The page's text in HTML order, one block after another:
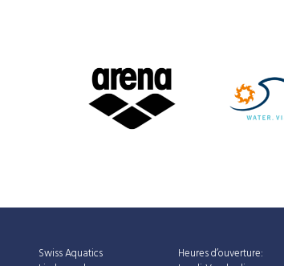
Swiss Aquatics
Heures d’ouverture: